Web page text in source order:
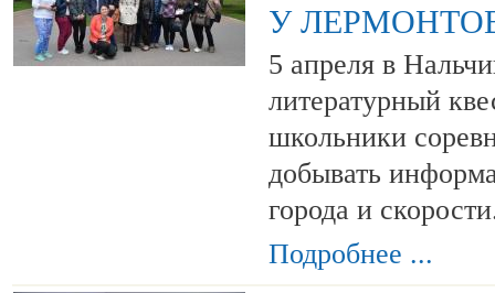
У
5 апреля в
литературный
школьники
добывать
города и
Подробнее ...